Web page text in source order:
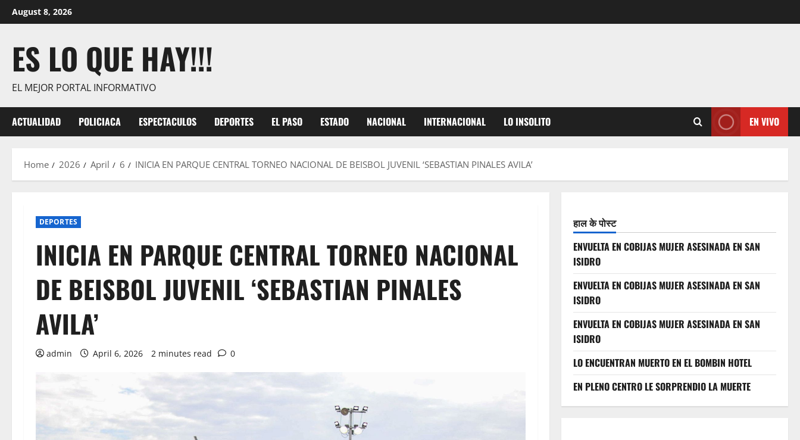
Skip
to
August 8, 2026
ES LO QUE HAY!!!
EL MEJOR PORTAL INFORMATIVO
ACTUALIDAD POLICIACA ESPECTACULOS DEPORTES EL PASO ESTADO NACIONAL INTERNACIONAL LO INSOLITO EN VIVO
Home 2026 April 6 INICIA EN PARQUE CENTRAL TORNEO NACIONAL DE BEISBOL JUVENIL ‘SEBASTIAN PINALES AVILA’
DEPORTES
INICIA EN PARQUE CENTRAL TORNEO NACIONAL
DE BEISBOL JUVENIL ‘SEBASTIAN PINALES
AVILA’
admin April 6, 2026 2 minutes read 0
हाल के पोस्ट
ENVUELTA EN COBIJAS MUJER ASESINADA EN SAN
ISIDRO
ENVUELTA EN COBIJAS MUJER ASESINADA EN SAN
ISIDRO
ENVUELTA EN COBIJAS MUJER ASESINADA EN SAN
ISIDRO
LO ENCUENTRAN MUERTO EN EL BOMBIN HOTEL
EN PLENO CENTRO LE SORPRENDIO LA MUERTE